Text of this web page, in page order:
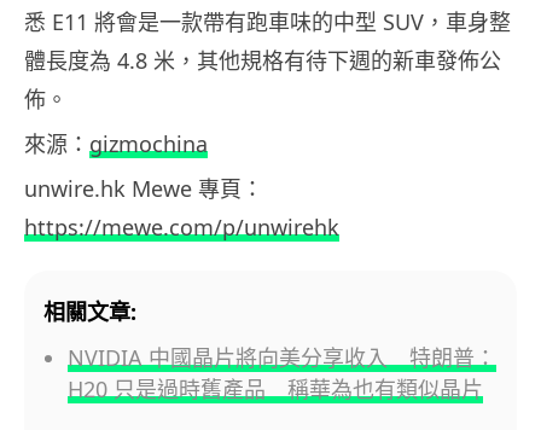
悉 E11 將會是一款帶有跑車味的中型 SUV，車身整
體長度為 4.8 米，其他規格有待下週的新車發佈公
佈。
來源： gizmochina
unwire.hk Mewe 專頁：
https://mewe.com/p/unwirehk
相關文章:
NVIDIA 中國晶片將向美分享收入 特朗普：
H20 只是過時舊產品 稱華為也有類似晶片